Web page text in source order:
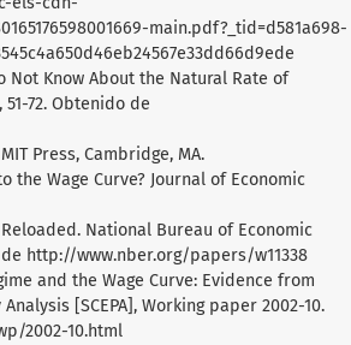
main.pdf?_tid=d581a698-
Not Know About the Natural Rate of
72. Obtenido de
Press, Cambridge, MA.
the Wage Curve? Journal of Economic
Reloaded. National Bureau of Economic
de http://www.nber.org/papers/w11338
and the Wage Curve: Evidence from
[SCEPA], Working paper 2002-10.
2002-10.html